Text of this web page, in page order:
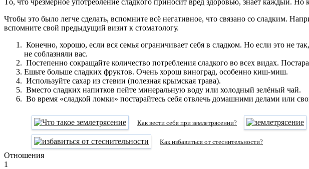
Чтобы это было легче сделать, вспомните всё негативное, что связано со сладким.
вспомните свой предыдущий визит к стоматологу.
Конечно, хорошо, если вся семья ограничивает себя в сладком. Но если это не
не соблазняли вас.
Постепенно сокращайте количество потребления сладкого во всех видах.
Ешьте больше сладких фруктов. Очень хорош виноград, особенно киш-миш.
Используйте сахар из стевии (полезная крымская трава).
Вместо сладких напитков пейте минеральную воду или холодный зелёный чай.
Во время «сладкой ломки» постарайтесь себя отвлечь домашними делами или
Как вести себя при землетрясении?
Как избавиться от стеснительности?
Отношения
1